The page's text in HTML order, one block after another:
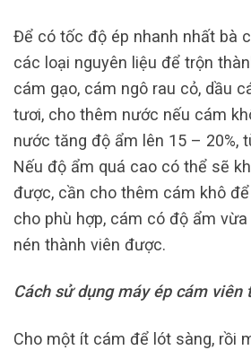
Để có tốc độ ép nhanh nhất bà
các loại nguyên liệu để trộn
cám gạo, cám ngô rau cỏ, dầu
tươi, cho thêm nước nếu cám
nước tăng độ ẩm lên 15 – 20%,
Nếu độ ẩm quá cao có thể sẽ
được, cần cho thêm cám khô
cho phù hợp, cám có độ ẩm
nén thành viên được.
Cách sử dụng máy ép cám viên
Cho một ít cám để lót sàng, rồi